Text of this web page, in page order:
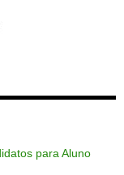
para Aluno